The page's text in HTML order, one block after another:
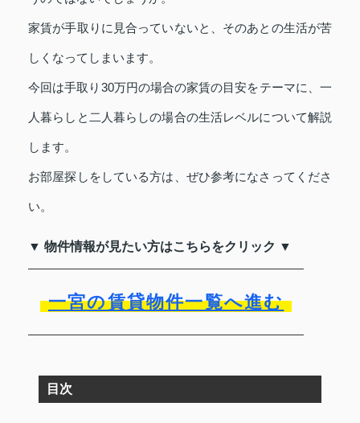
家賃が手取りに見合っていないと、そのあとの生活が苦
しくなってしまいます。
今回は手取り30万円の場合の家賃の目安をテーマに、一
人暮らしと二人暮らしの場合の生活レベルについて解説
します。
お部屋探しをしている方は、ぜひ参考になさってくださ
い。
▼ 物件情報が見たい方はこちらをクリック ▼
一宮の賃貸物件一覧へ進む
目次